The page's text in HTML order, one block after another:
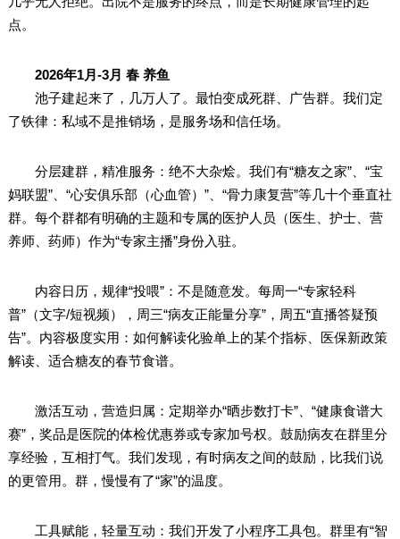
点。
2026年1月-3月 春 养鱼
池子建起来了，几万人了。最怕变成死群、广告群。我们定
了铁律：私域不是推销场，是服务场和信任场。
分层建群，精准服务：绝不大杂烩。我们有“糖友之家”、“宝
妈联盟”、“心安俱乐部（心血管）”、“骨力康复营”等几十个垂直社
群。每个群都有明确的主题和专属的医护人员（医生、护士、营
养师、药师）作为“专家主播”身份入驻。
内容日历，规律“投喂”：不是随意发。每周一“专家轻科
普”（文字/短视频），周三“病友正能量分享”，周五“直播答疑预
告”。内容极度实用：如何解读化验单上的某个指标、医保新政策
解读、适合糖友的春节食谱。
激活互动，营造归属：定期举办“晒步数打卡”、“健康食谱大
赛”，奖品是医院的体检优惠券或专家加号权。鼓励病友在群里分
享经验，互相打气。我们发现，有时病友之间的鼓励，比我们说
的更管用。群，慢慢有了“家”的温度。
工具赋能，轻量互动：我们开发了小程序工具包。群里有“智